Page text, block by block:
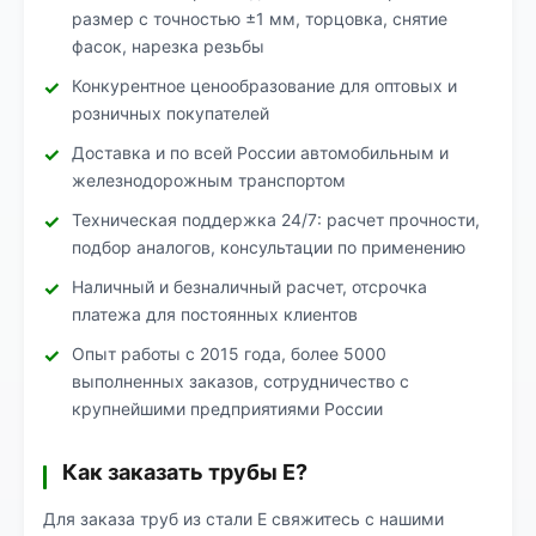
размер с точностью ±1 мм, торцовка, снятие
фасок, нарезка резьбы
Конкурентное ценообразование для оптовых и
розничных покупателей
Доставка и по всей России автомобильным и
железнодорожным транспортом
Техническая поддержка 24/7: расчет прочности,
подбор аналогов, консультации по применению
Наличный и безналичный расчет, отсрочка
платежа для постоянных клиентов
Опыт работы с 2015 года, более 5000
выполненных заказов, сотрудничество с
крупнейшими предприятиями России
Как заказать трубы Е?
Для заказа труб из стали Е свяжитесь с нашими